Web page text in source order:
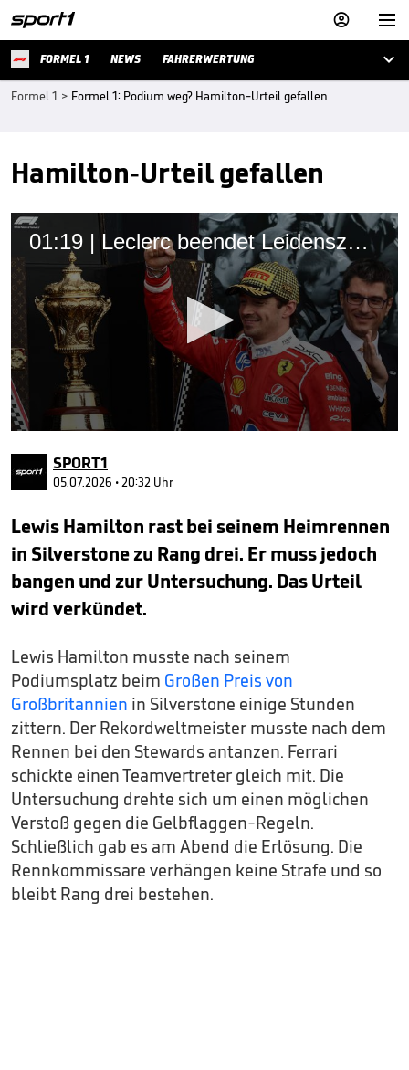


FORMEL 1 NEWS FAHRERWERTUNG 
Formel 1 > Formel 1: Podium weg? Hamilton-Urteil gefallen
Hamilton-Urteil gefallen
01:19 | Leclerc beendet Leidenszeit - Desaster für Antonelli
seconds
of
minute,
seconds
SPORT1
05.07.2026 • 20:32 Uhr
Lewis Hamilton rast bei seinem Heimrennen
in Silverstone zu Rang drei. Er muss jedoch
bangen und zur Untersuchung. Das Urteil
wird verkündet.
Lewis Hamilton musste nach seinem
Podiumsplatz beim Großen Preis von
Großbritannien in Silverstone einige Stunden
zittern. Der Rekordweltmeister musste nach dem
Rennen bei den Stewards antanzen. Ferrari
schickte einen Teamvertreter gleich mit. Die
Untersuchung drehte sich um einen möglichen
Verstoß gegen die Gelbflaggen-Regeln.
Schließlich gab es am Abend die Erlösung. Die
Rennkommissare verhängen keine Strafe und so
bleibt Rang drei bestehen.